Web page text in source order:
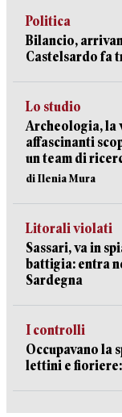
Politica
Bilancio,
Castelsardo fa
Lo studio
Archeologia, la
affascinanti
un team di
di Ilenia Mura
Litorali violati
Sassari, va in
battigia: entra
Sardegna
I controlli
Occupavano la
lettini e